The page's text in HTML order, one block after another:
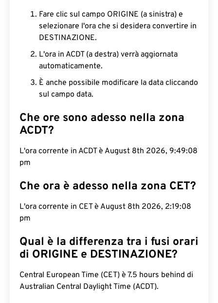
Fare clic sul campo ORIGINE (a sinistra) e
selezionare l'ora che si desidera convertire in
DESTINAZIONE.
L'ora in ACDT (a destra) verrà aggiornata
automaticamente.
È anche possibile modificare la data cliccando
sul campo data.
Che ore sono adesso nella zona
ACDT?
L'ora corrente in ACDT è August 8th 2026, 9:49:09
pm
Che ora è adesso nella zona CET?
L'ora corrente in CET è August 8th 2026, 2:19:09
pm
Qual è la differenza tra i fusi orari
di ORIGINE e DESTINAZIONE?
Central European Time (CET) è 7.5 hours behind di
Australian Central Daylight Time (ACDT).